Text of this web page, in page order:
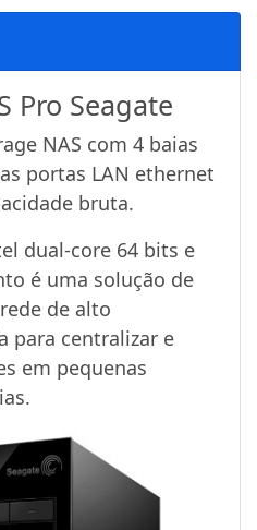
Pro Seagate
NAS com 4 baias
portas LAN ethernet
bruta.
dual-core 64 bits e
é uma solução de
de alto
para centralizar e
em pequenas